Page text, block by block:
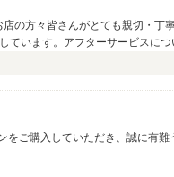
の方々皆さんがとても親切・丁
います。アフターサービスに
思っています。 この度はありがと